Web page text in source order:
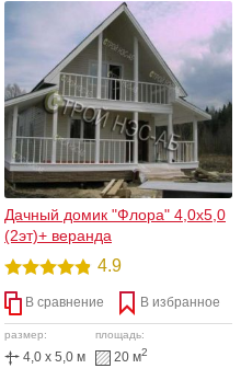
сайдинга (цвет из каталога на Ваш
выбор). Внутренняя обшивка
выполнена из деревянной вагонки.
Утеплен.
Дачный домик "Флора" 4,0х5,0
(2эт)+ веранда
4.9
В сравнение В избранное
размер:
4,0 x 5,0 м
площадь:
20 м2